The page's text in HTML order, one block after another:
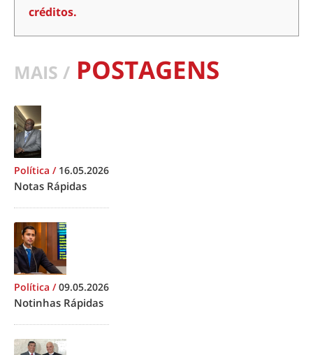
créditos.
MAIS / POSTAGENS
Política / 16.05.2026
Notas Rápidas
Política /09.05.2026
Notinhas Rápidas